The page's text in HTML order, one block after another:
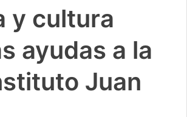
y cultura
ayudas a la
Juan